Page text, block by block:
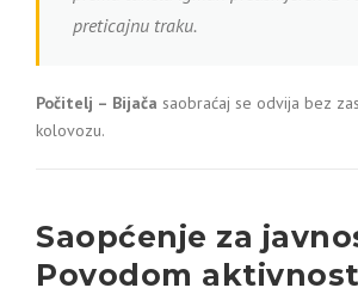
preticajnu traku.
Počitelj – Bijača saobraćaj se odvija bez
kolovozu.
Saopćenje za
Povodom